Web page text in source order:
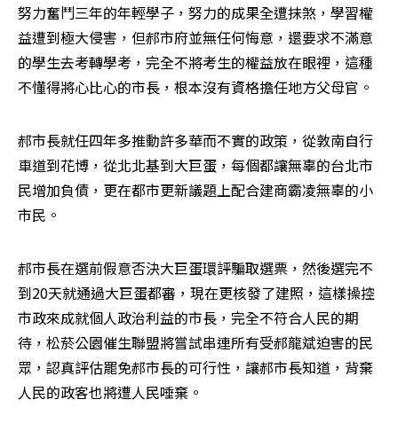
努力奮鬥三年的年輕學子，努力的成果全遭抹煞，學習權
益遭到極大侵害，但郝市府並無任何悔意，還要求不滿意
的學生去考轉學考，完全不將考生的權益放在眼裡，這種
不懂得將心比心的市長，根本沒有資格擔任地方父母官。
郝市長就任四年多推動許多華而不實的政策，從敦南自行
車道到花博，從北北基到大巨蛋，每個都讓無辜的台北市
民增加負債，更在都市更新議題上配合建商霸凌無辜的小
市民。
郝市長在選前假意否決大巨蛋環評騙取選票，然後選完不
到20天就通過大巨蛋都審，現在更核發了建照，這樣操控
市政來成就個人政治利益的市長，完全不符合人民的期
待，松菸公園催生聯盟將嘗試串連所有受郝龍斌迫害的民
眾，認真評估罷免郝市長的可行性，讓郝市長知道，背棄
人民的政客也將遭人民唾棄。